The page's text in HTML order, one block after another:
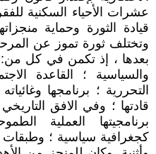
عشرات الأحياء السكنية
قيادة الثورة وحماية
وتختلف ثورة تموز عن
بعدها ، إذ تكمن في كل من:
والسياسية ؛ القاعدة
التحررية ؛ برنامجها
قادتها ؛ وفي الافق
برنامجيتها العملية
كجغرافية سياسية ؛ وطبقات